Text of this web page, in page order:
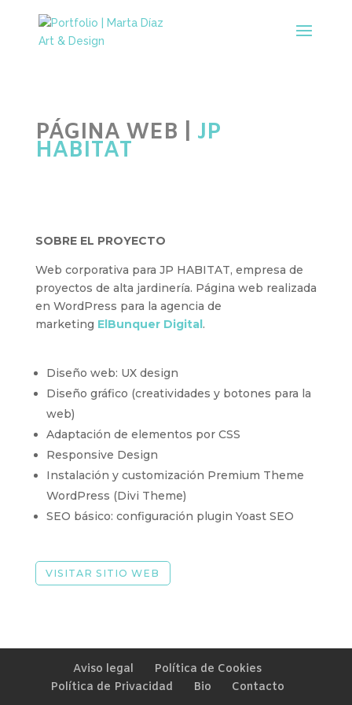
PÁGINA WEB | JP
HABITAT
SOBRE EL PROYECTO
Web corporativa para JP HABITAT, empresa de
proyectos de alta jardinería. Página web realizada
en WordPress para la agencia de
marketing ElBunquer Digital.
Diseño web: UX design
Diseño gráfico (creatividades y botones para la
web)
Adaptación de elementos por CSS
Responsive Design
Instalación y customización Premium Theme
WordPress (Divi Theme)
SEO básico: configuración plugin Yoast SEO
VISITAR SITIO WEB
Aviso legal
Política de Cookies
Política de Privacidad
Bio Contacto